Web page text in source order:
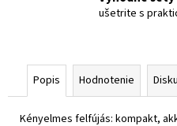
ušetrite s
Popis Hodnotenie
Kényelmes felfújás: kompakt,